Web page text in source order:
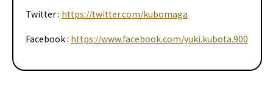
Twitter : https://twitter.com/kubomaga
Facebook : https://www.facebook.com/yuki.kubota.900